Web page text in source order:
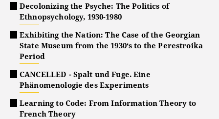
Decolonizing the Psyche: The Politics of
Ethnopsychology, 1930-1980
Exhibiting the Nation: The Case of the Georgian
State Museum from the 1930‘s to the Perestroika
Period
CANCELLED - Spalt und Fuge. Eine
Phänomenologie des Experiments
Learning to Code: From Information Theory to
French Theory